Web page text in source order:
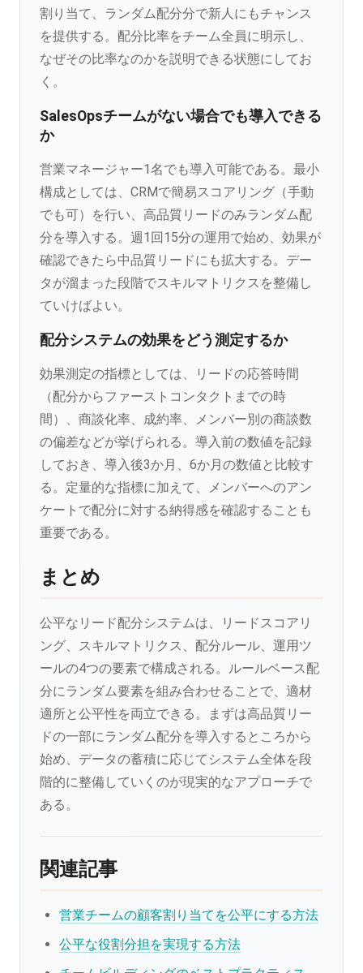
割り当て、ランダム配分分で新人にもチャンス
を提供する。配分比率をチーム全員に明示し、
なぜその比率なのかを説明できる状態にしてお
く。
SalesOpsチームがない場合でも導入できる
か
営業マネージャー1名でも導入可能である。最小
構成としては、CRMで簡易スコアリング（手動
でも可）を行い、高品質リードのみランダム配
分を導入する。週1回15分の運用で始め、効果が
確認できたら中品質リードにも拡大する。デー
タが溜まった段階でスキルマトリクスを整備し
ていけばよい。
配分システムの効果をどう測定するか
効果測定の指標としては、リードの応答時間
（配分からファーストコンタクトまでの時
間）、商談化率、成約率、メンバー別の商談数
の偏差などが挙げられる。導入前の数値を記録
しておき、導入後3か月、6か月の数値と比較す
る。定量的な指標に加えて、メンバーへのアン
ケートで配分に対する納得感を確認することも
重要である。
まとめ
公平なリード配分システムは、リードスコアリ
ング、スキルマトリクス、配分ルール、運用ツ
ールの4つの要素で構成される。ルールベース配
分にランダム要素を組み合わせることで、適材
適所と公平性を両立できる。まずは高品質リー
ドの一部にランダム配分を導入するところから
始め、データの蓄積に応じてシステム全体を段
階的に整備していくのが現実的なアプローチで
ある。
関連記事
営業チームの顧客割り当てを公平にする方法
公平な役割分担を実現する方法